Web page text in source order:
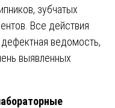
зубчатых
Все действия
ведомость,
выявленных